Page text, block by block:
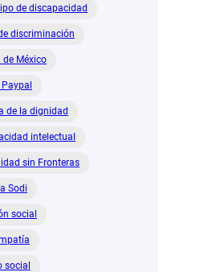
de discapacidad
discriminación
de México
de la dignidad
intelectual
sin Fronteras
Sodi
social
social